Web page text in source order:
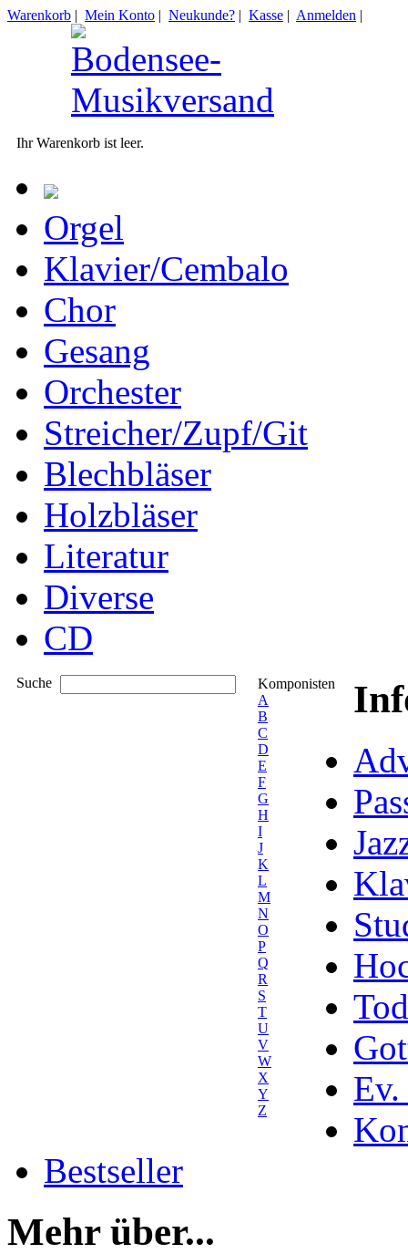
Warenkorb | Mein Konto | Neukunde? | Kasse | Anmelden |
Ihr Warenkorb ist leer.
Orgel
Klavier/Cembalo
Chor
Gesang
Orchester
Streicher/Zupf/Git
Blechbläser
Holzbläser
Literatur
Diverse
CD
Suche
Komponisten
A
B
C
D
E
F
G
H
I
J
K
L
M
N
O
P
Q
R
S
T
U
V
W
X
Y
Z
Ev.
Bestseller
Mehr über...